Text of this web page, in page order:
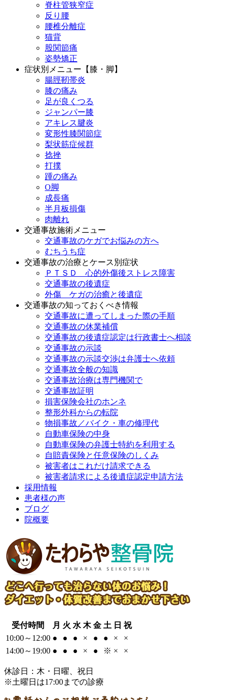
脊柱管狭窄症
反り腰
腰椎分離症
猫背
股関節痛
姿勢矯正
症状別メニュー【膝・脚】
腸脛靭帯炎
膝の痛み
足が良くつる
ジャンパー膝
アキレス腱炎
変形性膝関節症
梨状筋症候群
捻挫
打撲
踵の痛み
O脚
成長痛
半月板損傷
肉離れ
交通事故施術メニュー
交通事故のケガでお悩みの方へ
むちうち症
交通事故の治療とケース別症状
ＰＴＳＤ 心的外傷後ストレス障害
交通事故の後遺症
外傷 ケガの治癒と後遺症
交通事故の知っておくべき情報
交通事故に遭ってしまった際の手順
交通事故の休業補償
交通事故の後遺症認定は行政書士へ相談
交通事故の示談
交通事故の示談交渉は弁護士へ依頼
交通事故全般の知識
交通事故治療は専門機関で
交通事故証明
損害保険会社のホンネ
整形外科からの転院
物損事故／バイク・車の修理代
自動車保険の中身
自動車保険の弁護士特約を利用する
自賠責保険と任意保険のしくみ
被害者はこれだけ請求できる
被害者請求による後遺症認定申請方法
採用情報
患者様の声
ブログ
院概要
受付時間 月 火 水 木 金 土 日 祝
10:00～12:00 ● ● ● × ● ● ×
×
14:00～19:00 ● ● ● × ● ※ × ×
休診日：木・日曜、祝日
※土曜日は17:00までの診療